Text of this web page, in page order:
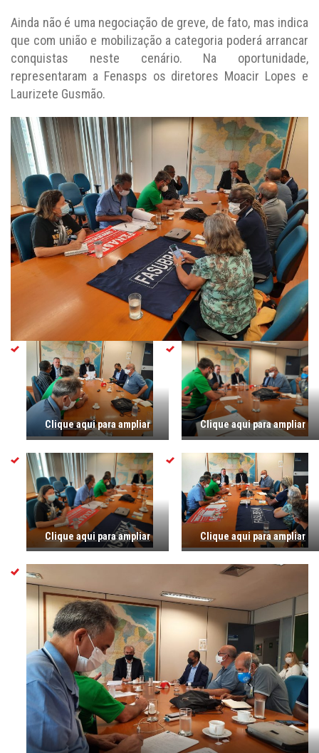
Ainda não é uma negociação de greve, de fato, mas indica
que com união e mobilização a categoria poderá arrancar
conquistas neste cenário. Na oportunidade,
representaram a Fenasps os diretores Moacir Lopes e
Laurizete Gusmão.
Clique aqui para ampliar Clique aqui para ampliar
Clique aqui para ampliar Clique aqui para ampliar